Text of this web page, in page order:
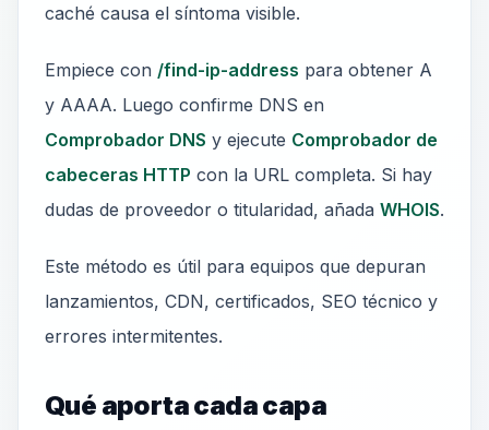
caché causa el síntoma visible.
Empiece con /find-ip-address para obtener A
y AAAA. Luego confirme DNS en
Comprobador DNS y ejecute Comprobador de
cabeceras HTTP con la URL completa. Si hay
dudas de proveedor o titularidad, añada WHOIS.
Este método es útil para equipos que depuran
lanzamientos, CDN, certificados, SEO técnico y
errores intermitentes.
Qué aporta cada capa